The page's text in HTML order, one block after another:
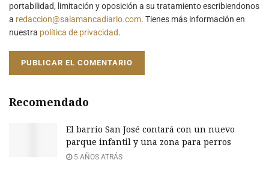
portabilidad, limitación y oposición a su tratamiento escribiendonos
a redaccion@salamancadiario.com. Tienes más información en
nuestra política de privacidad.
Recomendado
El barrio San José contará con un nuevo
parque infantil y una zona para perros
5 AÑOS ATRÁS